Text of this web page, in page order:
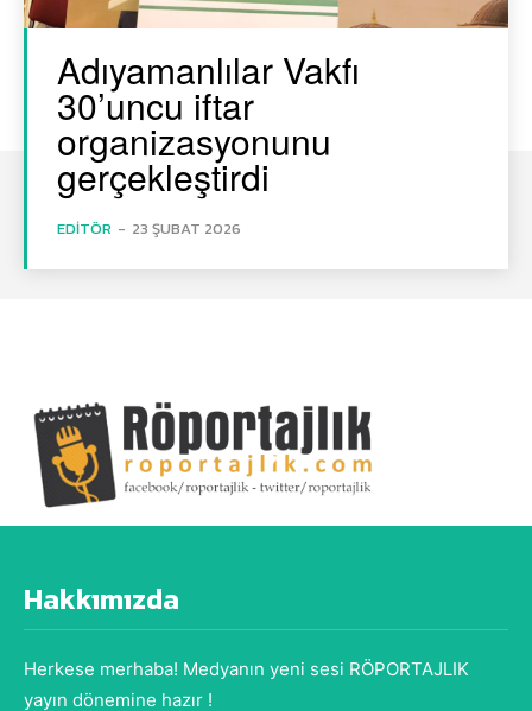
Adıyamanlılar Vakfı
30’uncu iftar
organizasyonunu
gerçekleştirdi
EDITÖR - 23 ŞUBAT 2026
Hakkımızda
Herkese merhaba! Medyanın yeni sesi RÖPORTAJLIK
yayın dönemine hazır !